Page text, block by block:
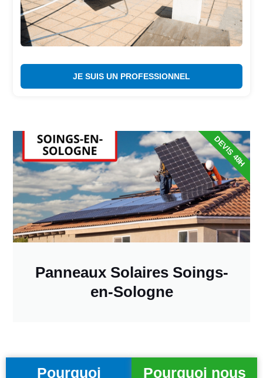
JE SUIS UN PROFESSIONNEL
Panneaux Solaires Soings-
en-Sologne
DEVIS 48H
Pourquoi Pourquoi nous